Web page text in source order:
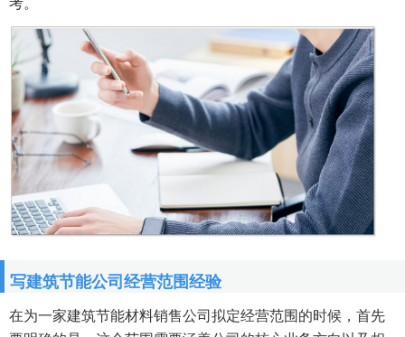
考。
写建筑节能公司经营范围经验
在为一家建筑节能材料销售公司拟定经营范围的时候，首先